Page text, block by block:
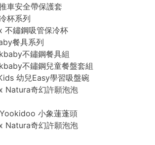
車安全帶保護套
杯系列
不鏽鋼吸管保冷杯
餐具系列
不鏽鋼餐具組
不鏽鋼兒童餐盤套組
幼兒Easy學習吸盤碗
Natura奇幻許願泡泡
小象蓮蓬頭
Natura奇幻許願泡泡